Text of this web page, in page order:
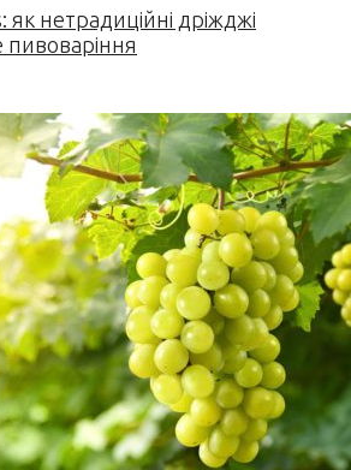
нетрадиційні дріжджі
пивоваріння